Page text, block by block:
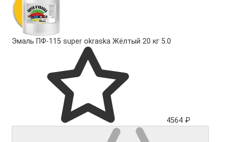
Эмаль ПФ-115 super okraska Жёлтый 20 кг 5.0
4564 ₽